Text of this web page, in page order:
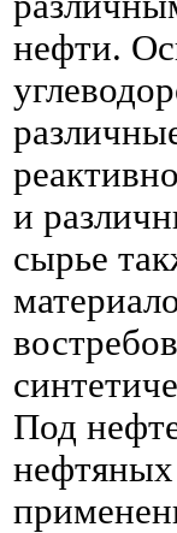
нефти.
и
сырье
Под